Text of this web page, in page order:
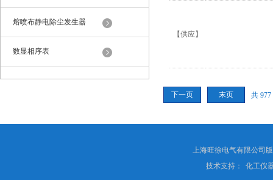
熔喷布静电除尘发生器
数显相序表
【供应】
共
下一页 末页
上海旺徐电气有限公司
技术支持：
化工仪